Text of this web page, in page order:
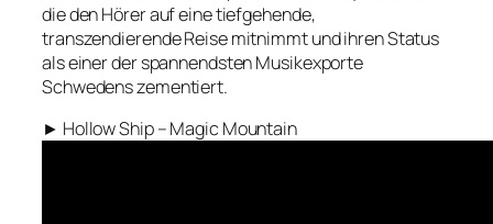
die den Hörer auf eine tiefgehende,
transzendierende Reise mitnimmt und ihren Status
als einer der spannendsten Musikexporte
Schwedens zementiert.
► Hollow Ship – Magic Mountain